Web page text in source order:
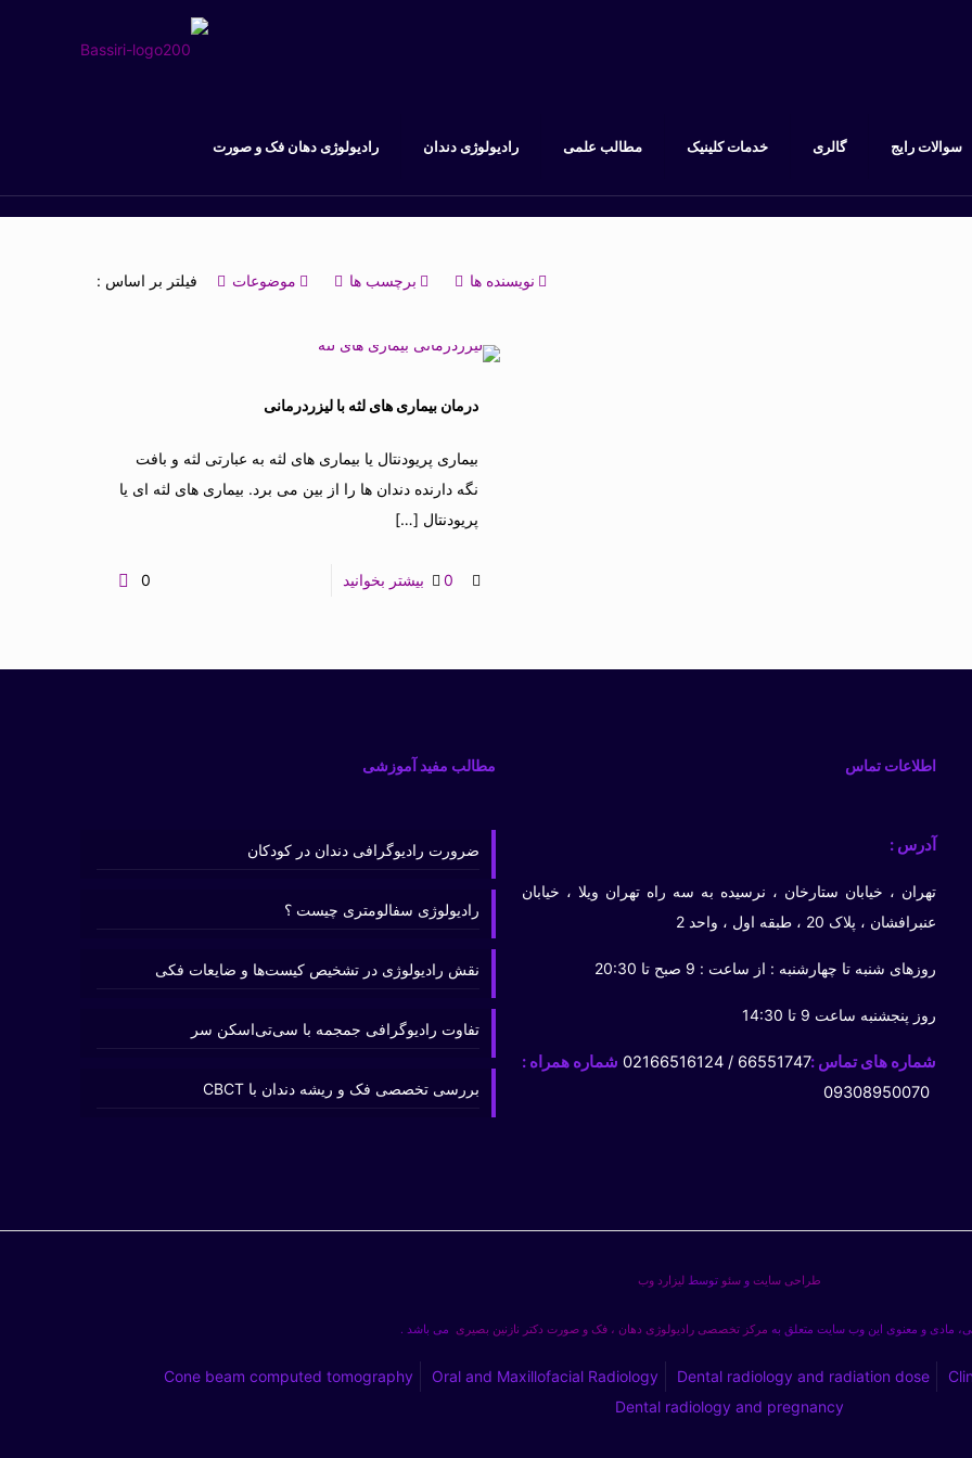
رادیولوژی دهان فک و صورت رادیولوژی دندان مطالب علمی خدمات کلینیک گالری سوالات رایج
فیلتر بر اساس : موضوعات برچسب ها نویسنده ها
درمان بیماری های لثه با لیزردرمانی
بیماری پریودنتال یا بیماری های لثه به عبارتی لثه و بافت
نگه دارنده دندان ها را از بین می برد. بیماری های لثه ای یا
پریودنتال […]
0 0 بیشتر بخوانید
مطالب مفید آموزشی
ضرورت رادیوگرافی دندان در کودکان
رادیولوژی سفالومتری چیست ؟
نقش رادیولوژی در تشخیص کیست‌ها و ضایعات فکی
تفاوت رادیوگرافی جمجمه با سی‌تی‌اسکن سر
بررسی تخصصی فک و ریشه دندان با CBCT
اطلاعات تماس
آدرس :
تهران ، خیابان ستارخان ، نرسیده به سه راه تهران ویلا ، خیابان
عنبرافشان ، پلاک 20 ، طبقه اول ، واحد 2
روزهای شنبه تا چهارشنبه : از ساعت : 9 صبح تا 20:30
روز پنجشنبه ساعت 9 تا 14:30
شماره های تماس :66551747 / 02166516124
شماره همراه :
09308950070
طراحی سایتو سئو توسط لیزارد وب
مادی و معنوی این وب سایت متعلق به مرکز تخصصی رادیولوژی دهان ، فک و صورت دکتر نازنین بصیری می باشد .
Dental radiology and radiation dose
Oral and Maxillofacial Radiology
Cone beam computed tomography
Dental radiology and pregnancy